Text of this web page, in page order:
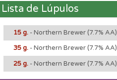
Lista de Lúpulos
15 g. - Northern Brewer (7.7% AA)
35 g. - Northern Brewer(7.7% AA)
25 g. - Northern Brewer (7.7% AA)